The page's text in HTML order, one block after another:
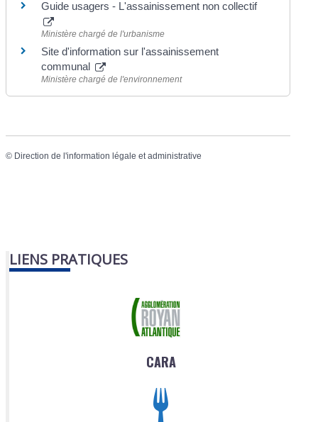
Guide usagers - L'assainissement non collectif
Ministère chargé de l'urbanisme
Site d'information sur l'assainissement
communal
Ministère chargé de l'environnement
© Direction de l'information légale et administrative
LIENS PRATIQUES
CARA